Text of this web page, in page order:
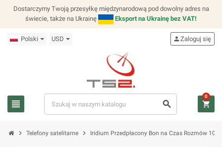
Dostarczymy Twoją przesyłkę międzynarodową pod dowolny adres na
świecie, także na Ukrainę
Eksport na Ukrainę bez VAT!
Polski USD
view_headline search
personZaloguj się
shopping_cart
0
chevron_right Telefony satelitarne chevron_right Iridium Przedpłacony Bon na Czas Rozmów